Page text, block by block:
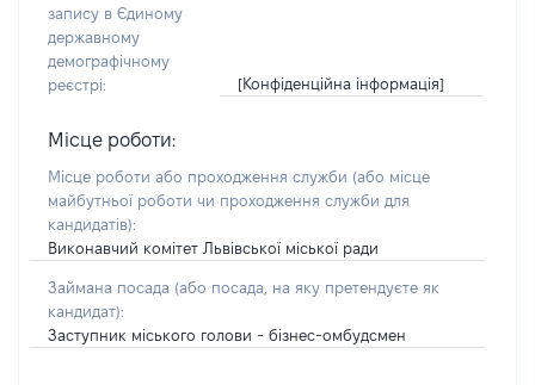
запису в Єдиному
державному
демографічному
реєстрі:
[Конфіденційна інформація]
Місце роботи:
Місце роботи або проходження служби (або місце
майбутньої роботи чи проходження служби для
кандидатів):
Виконавчий комітет Львівської міської ради
Займана посада (або посада, на яку претендуєте як
кандидат):
Заступник міського голови - бізнес-омбудсмен